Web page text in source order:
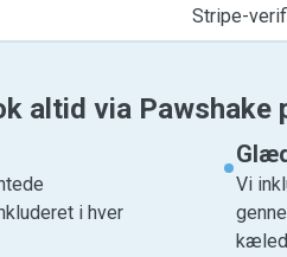
Stripe-
altid via Pawshake
i hver
Vi